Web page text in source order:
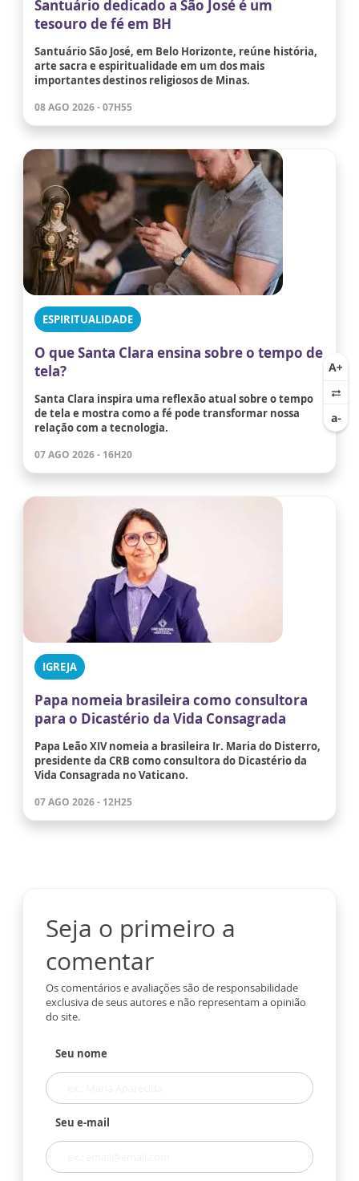
Santuário dedicado a São José é um
tesouro de fé em BH
Santuário São José, em Belo Horizonte, reúne história,
arte sacra e espiritualidade em um dos mais
importantes destinos religiosos de Minas.
08 AGO 2026 - 07H55
ESPIRITUALIDADE
O que Santa Clara ensina sobre o tempo de
tela?
Santa Clara inspira uma reflexão atual sobre o tempo
de tela e mostra como a fé pode transformar nossa
relação com a tecnologia.
07 AGO 2026 - 16H20
IGREJA
Papa nomeia brasileira como consultora
para o Dicastério da Vida Consagrada
Papa Leão XIV nomeia a brasileira Ir. Maria do Disterro,
presidente da CRB como consultora do Dicastério da
Vida Consagrada no Vaticano.
07 AGO 2026 - 12H25
Seja o primeiro a
comentar
Os comentários e avaliações são de responsabilidade
exclusiva de seus autores e não representam a opinião
do site.
Seu nome
Seu e-mail